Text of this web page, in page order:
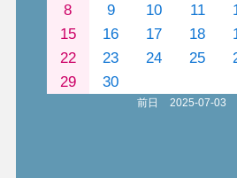
8
9 10 11
15
16 17 18
22
23 24 25
29
30
前日 2025-07-03